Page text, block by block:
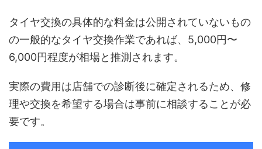
タイヤ交換の具体的な料金は公開されていないもの
の一般的なタイヤ交換作業であれば、5,000円〜
6,000円程度が相場と推測されます。
実際の費用は店舗での診断後に確定されるため、修
理や交換を希望する場合は事前に相談することが必
要です。